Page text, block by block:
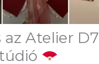
az Atelier D7